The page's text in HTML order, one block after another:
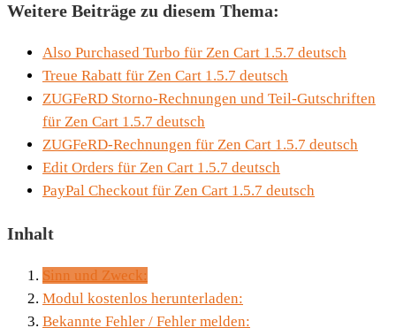
Weitere Beiträge zu diesem Thema:
Also Purchased Turbo für Zen Cart 1.5.7 deutsch
Treue Rabatt für Zen Cart 1.5.7 deutsch
ZUGFeRD Storno-Rechnungen und Teil-Gutschriften
für Zen Cart 1.5.7 deutsch
ZUGFeRD-Rechnungen für Zen Cart 1.5.7 deutsch
Edit Orders für Zen Cart 1.5.7 deutsch
PayPal Checkout für Zen Cart 1.5.7 deutsch
Inhalt
Sinn und Zweck:
Modul kostenlos herunterladen:
Bekannte Fehler / Fehler melden: